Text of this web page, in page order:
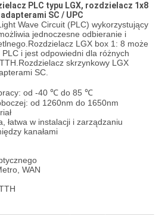
PLC typu LGX, rozdzielacz 1x8
adapterami SC / UPC
Wave Circuit (PLC) wykorzystujący
jednoczesne odbieranie i
LGX box 1: 8 może
PLC i jest odpowiedni dla różnych
skrzynkowy LGX
SC.
od -40 ℃ do 85 ℃
od 1260nm do 1650nm
łatwa w instalacji i zarządzaniu
kanałami
WAN